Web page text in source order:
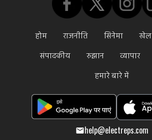
होम राजनीति सिनेमा खेल
संपादकीय
रुझान व्यापार
हमारे बारे में
help@electreps.com